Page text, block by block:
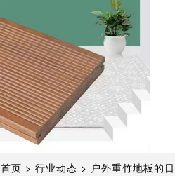
首页 > 行业动态 > 户外重竹地板的